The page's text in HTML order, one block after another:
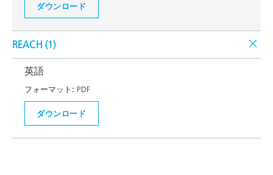
ダウンロード
REACH (1)
英語
フォーマット: PDF
ダウンロード